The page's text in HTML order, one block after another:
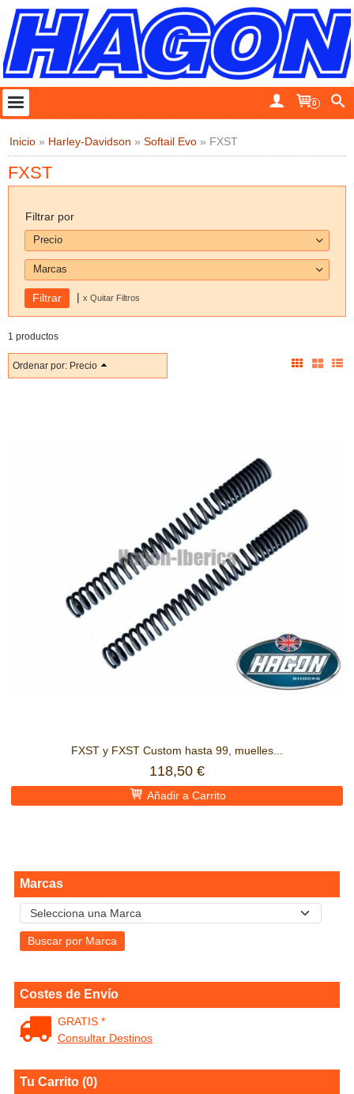
0
Marcas
Costes de Envío
GRATIS *
Consultar Destinos
Tu Carrito (0)
Inicio » Harley-Davidson » Softail Evo » FXST
FXST
Filtrar por
Precio
Marcas
| x Quitar Filtros
1 productos
Ordenar por: Precio
FXST y FXST Custom hasta 99, muelles...
118,50 €
Añadir a Carrito